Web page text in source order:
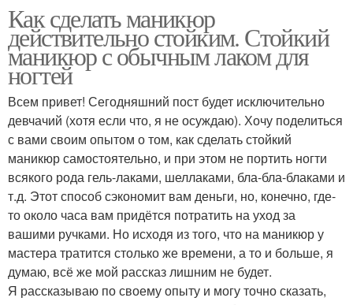
Как сделать маникюр
действительно стойким. Стойкий
маникюр с обычным лаком для
ногтей
Всем привет! Сегодняшний пост будет исключительно
девчачий (хотя если что, я не осуждаю). Хочу поделиться
с вами своим опытом о том, как сделать стойкий
маникюр самостоятельно, и при этом не портить ногти
всякого рода гель-лаками, шеллаками, бла-бла-блаками и
т.д. Этот способ сэкономит вам деньги, но, конечно, где-
то около часа вам придётся потратить на уход за
вашими ручками. Но исходя из того, что на маникюр у
мастера тратится столько же времени, а то и больше, я
думаю, всё же мой рассказ лишним не будет.
Я рассказываю по своему опыту и могу точно сказать,